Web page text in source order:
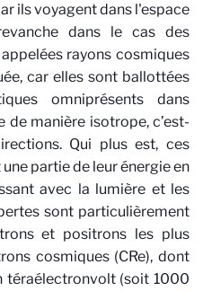
ils voyagent dans l'espace
dans le cas des
rayons cosmiques
car elles sont ballottées
omniprésents dans
de manière isotrope, c’est-
Qui plus est, ces
partie de leur énergie en
avec la lumière et les
sont particulièrement
et positrons les plus
cosmiques (CRe), dont
téraélectronvolt (soit 1000